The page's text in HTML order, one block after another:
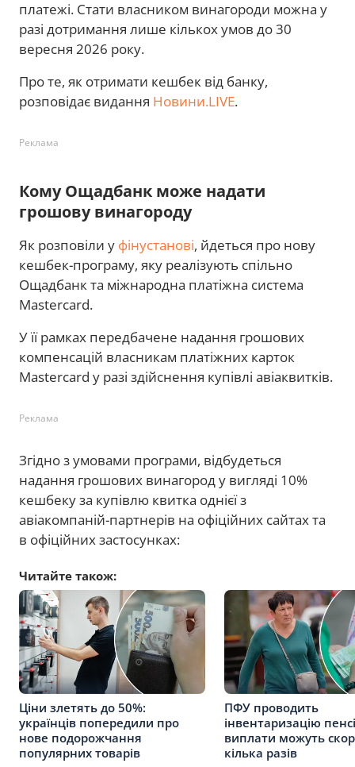
платежі. Стати власником винагороди можна у
разі дотримання лише кількох умов до 30
вересня 2026 року.
Про те, як отримати кешбек від банку,
розповідає видання Новини.LIVE.
Реклама
Кому Ощадбанк може надати
грошову винагороду
Як розповіли у фінустанові, йдеться про нову
кешбек-програму, яку реалізують спільно
Ощадбанк та міжнародна платіжна система
Mastercard.
У її рамках передбачене надання грошових
компенсацій власникам платіжних карток
Mastercard у разі здійснення купівлі авіаквитків.
Реклама
Згідно з умовами програми, відбудеться
надання грошових винагород у вигляді 10%
кешбеку за купівлю квитка однієї з
авіакомпаній-партнерів на офіційних сайтах та
в офіційних застосунках:
Читайте також:
Ціни злетять до 50%:
українців попередили про
нове подорожчання
популярних товарів
ПФУ проводить
інвентаризацію
виплати можуть
кілька разів